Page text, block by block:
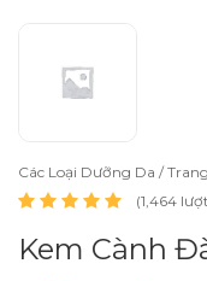
Các Loại Dưỡng Da /
(1,464
Kem Cành